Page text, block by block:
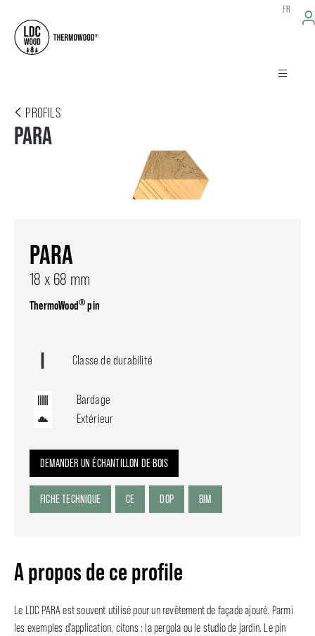
FR
PROFILS
PARA
PARA
18 x 68 mm
ThermoWood®pin
Classe de durabilité
Bardage
Extérieur
DEMANDER UN ÉCHANTILLON DE BOIS
FICHE TECHNIQUE CE DOP BIM
A propos de ce profile
Le LDC PARA est souvent utilisé pour un revêtement de façade ajouré. Parmi
les exemples d'application, citons : la pergola ou le studio de jardin. Le pin